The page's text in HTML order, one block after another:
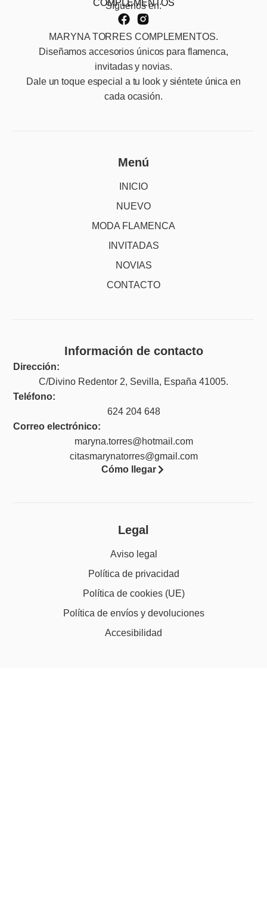
Síguenos en:
MARYNA TORRES COMPLEMENTOS.
Diseñamos accesorios únicos para flamenca,
invitadas y novias.
Dale un toque especial a tu look y siéntete única en
cada ocasión.
Menú
INICIO
NUEVO
MODA FLAMENCA
INVITADAS
NOVIAS
CONTACTO
Información de contacto
Dirección:
C/Divino Redentor 2, Sevilla, España 41005.
Teléfono:
624 204 648
Correo electrónico:
maryna.torres@hotmail.com
citasmarynatorres@gmail.com
Cómo llegar
Legal
Aviso legal
Política de privacidad
Política de cookies (UE)
Política de envíos y devoluciones
Accesibilidad